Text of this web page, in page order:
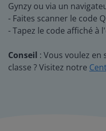
Gynzy ou via un
- Faites scanner le code
- Tapez le code affiché à
Conseil : Vous voulez en
classe ? Visitez notre